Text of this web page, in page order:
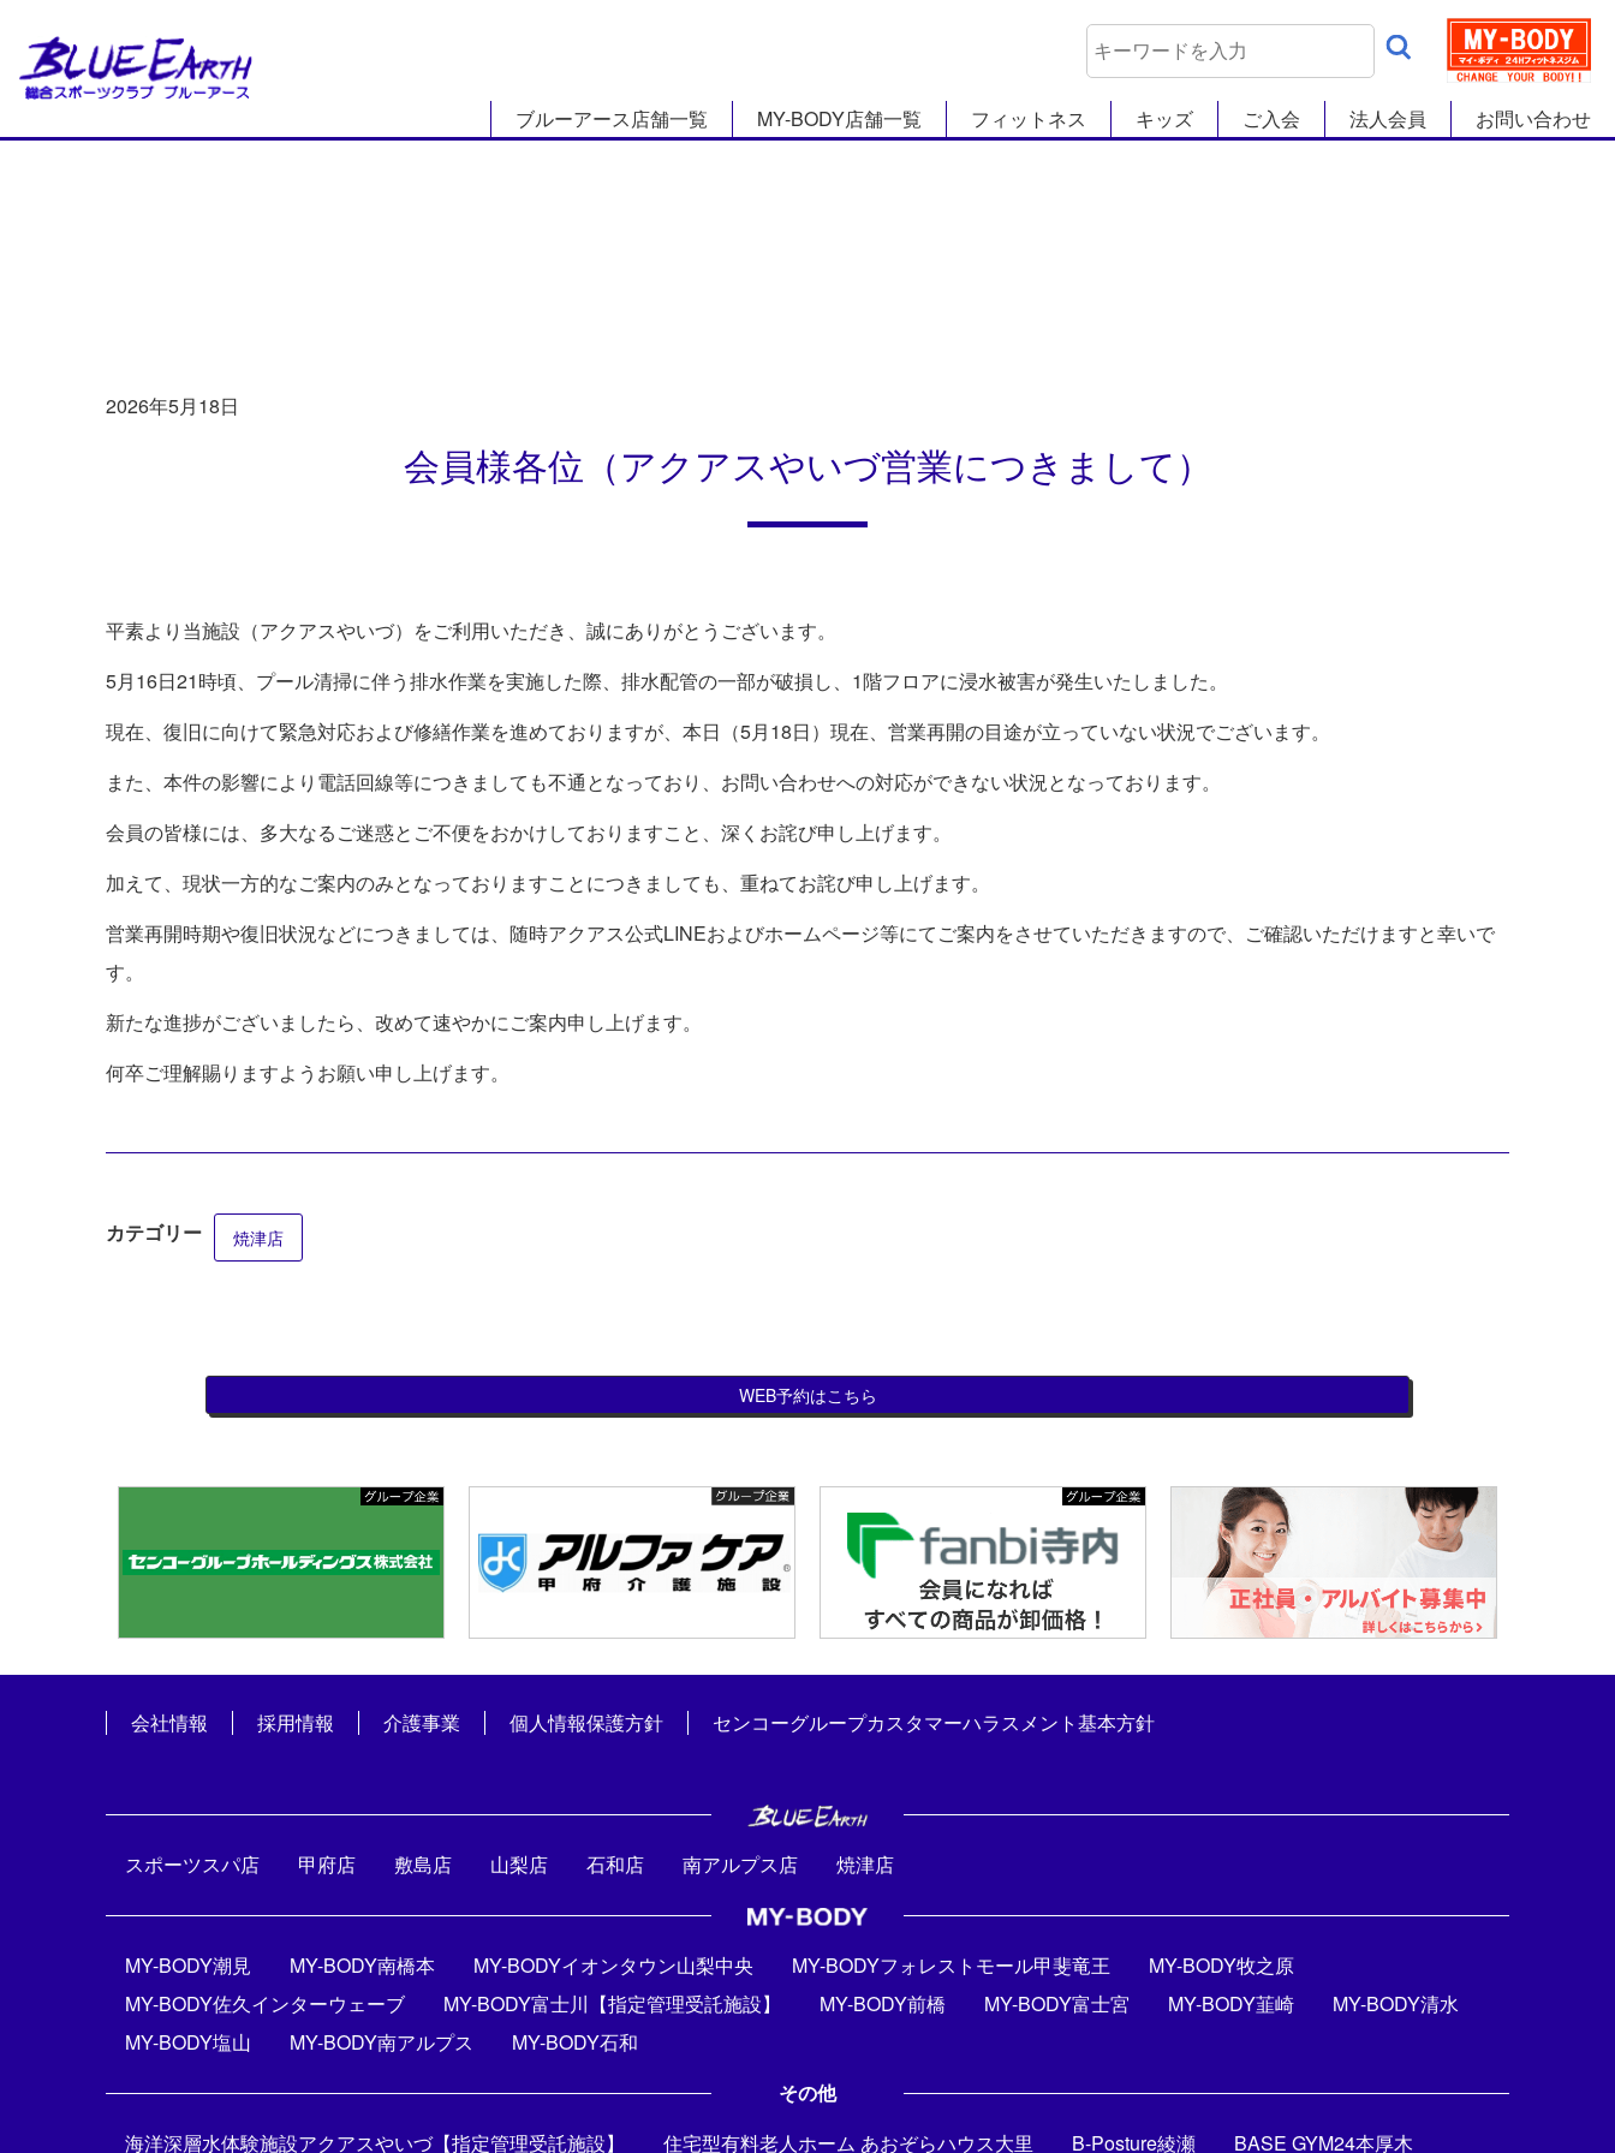
ブルーアース店舗一覧 MY-BODY店舗一覧 フィットネス キッズ ご入会 法人会員 お問い合わせ
2026年5月18日
会員様各位（アクアスやいづ営業につきまして）
平素より当施設（アクアスやいづ）をご利用いただき、誠にありがとうございます。
5月16日21時頃、プール清掃に伴う排水作業を実施した際、排水配管の一部が破損し、1階フロアに浸水被害が発生いたしました。
現在、復旧に向けて緊急対応および修繕作業を進めておりますが、本日（5月18日）現在、営業再開の目途が立っていない状況でございます。
また、本件の影響により電話回線等につきましても不通となっており、お問い合わせへの対応ができない状況となっております。
会員の皆様には、多大なるご迷惑とご不便をおかけしておりますこと、深くお詫び申し上げます。
加えて、現状一方的なご案内のみとなっておりますことにつきましても、重ねてお詫び申し上げます。
営業再開時期や復旧状況などにつきましては、随時アクアス公式LINEおよびホームページ等にてご案内をさせていただきますので、ご確認いただけますと幸いで
す。
新たな進捗がございましたら、改めて速やかにご案内申し上げます。
何卒ご理解賜りますようお願い申し上げます。
カテゴリー 焼津店
WEB予約はこちら
会社情報 採用情報 介護事業 個人情報保護方針 センコーグループカスタマーハラスメント基本方針
スポーツスパ店 甲府店 敷島店 山梨店 石和店 南アルプス店 焼津店
MY-BODY潮見 MY-BODY南橋本 MY-BODYイオンタウン山梨中央 MY-BODYフォレストモール甲斐竜王
MY-BODY牧之原
MY-BODY佐久インターウェーブ
MY-BODY富士川【指定管理受託施設】 MY-BODY前橋 MY-BODY富士宮 MY-BODY韮崎
MY-BODY清水
MY-BODY塩山
MY-BODY南アルプス
MY-BODY石和
その他
海洋深層水体験施設アクアスやいづ【指定管理受託施設】
住宅型有料老人ホーム あおぞらハウス大里 B-Posture綾瀬 BASE GYM24本厚木